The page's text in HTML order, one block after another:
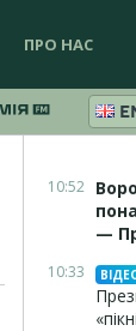
ПРО НАС
10:52
—
10:33